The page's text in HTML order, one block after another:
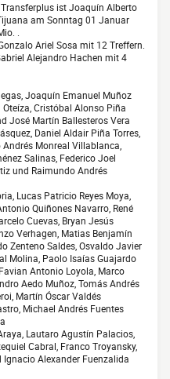
ist Joaquín Alberto
am Sonntag 01 Januar
.
Ariel Sosa mit 12 Treffern.
Alejandro Hachen mit 4
Joaquín Emanuel Muñoz
Cristóbal Alonso Piña
José Martín Ballesteros Vera
Daniel Aldair Piña Torres,
Monreal Villablanca,
Salinas, Federico Joel
und Raimundo Andrés
Lucas Patricio Reyes Moya,
Quiñones Navarro, René
Cuevas, Bryan Jesús
Verhagen, Matias Benjamín
Zenteno Saldes, Osvaldo Javier
Molina, Paolo Isaías Guajardo
Antonio Loyola, Marco
Aedo Muñoz, Tomás Andrés
Martín Óscar Valdés
Michael Andrés Fuentes
Lautaro Agustín Palacios,
Cabral, Franco Troyansky,
Alexander Fuenzalida